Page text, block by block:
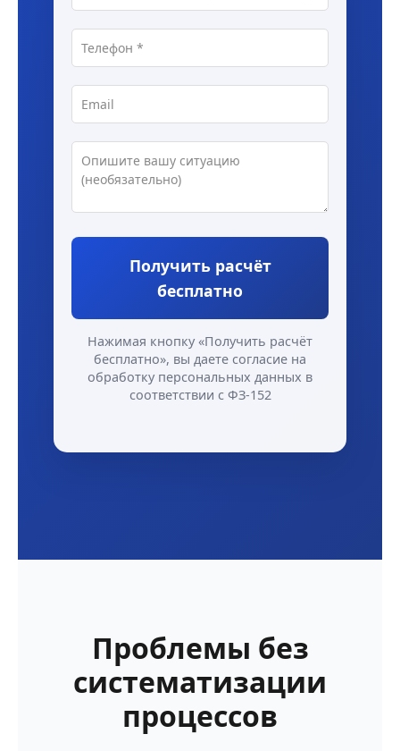
Получить расчёт
бесплатно
Нажимая кнопку «Получить расчёт
бесплатно», вы даете согласие на
обработку персональных данных в
соответствии с ФЗ-152
Проблемы без
систематизации
процессов